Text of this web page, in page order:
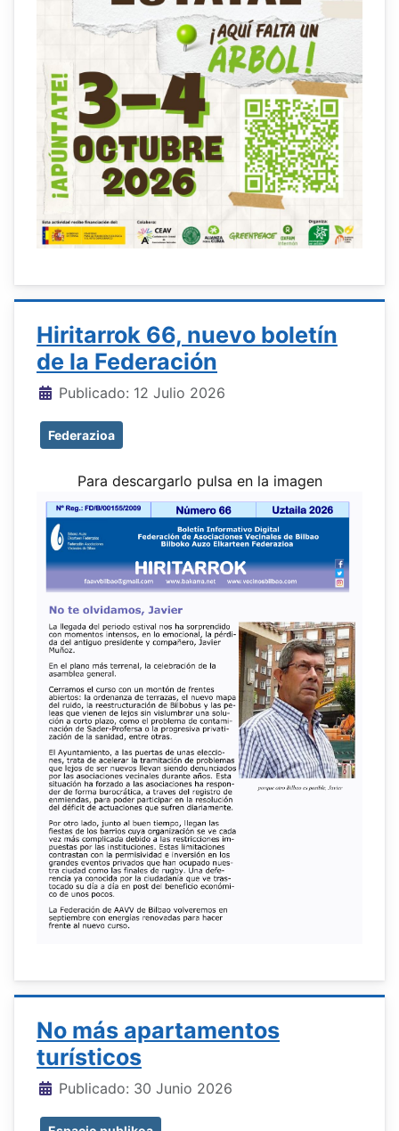
Hiritarrok 66, nuevo boletín
de la Federación
Detalles
Publicado: 12 Julio 2026
Federazioa
Para descargarlo pulsa en la imagen
No más apartamentos
turísticos
Detalles
Publicado: 30 Junio 2026